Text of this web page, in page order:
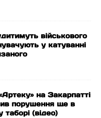
військового
у катуванні
на Закарпатті
порушення ще в
(відео)